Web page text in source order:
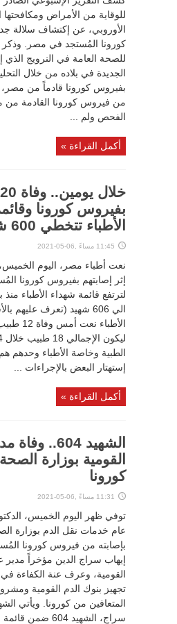
للوقاية من الأمراض ومكافحتها
الأوروبي، عن إكتشاف سلالة
كورونا المُستجد في مصر. وذكر
للصحة العامة في النرويج الذي
الجديدة في بلاده من خلال
بفيروس كورونا قادماً من مصر،
من فيروس كورونا القادمة
الفحص ولم ...
أكمل القراءة »
بفيروس كورونا
الأطباء تتخطي 600 شهيد
11:45 مساءً ,06-05-2021
لترتفع قائمة شهداء الأطباء منذ
الي 606 شهيد (تعرف عليهم
الأطباء
الطبية وخاصة الأطباء وحدهم
إستهتار البعض بالإجراءات ...
أكمل القراءة »
الشهيد 604..
القومية بوزارة
كورونا
11:31 مساءً ,06-05-2021
توفي ظهر اليوم الخميس،
عام خدمات نقل الدم بوزارة
بإصابته من فيروس كورونا
إيهاب سراج الدين مؤخراً مدير
القومية، وعرف عنة الكفاءة
تجهيز بنوك الدم القومية
المتعافين من كورونا. ويأتي
سراج، الشهيد 604 ضمن قائمة شهداء الاطباء ...